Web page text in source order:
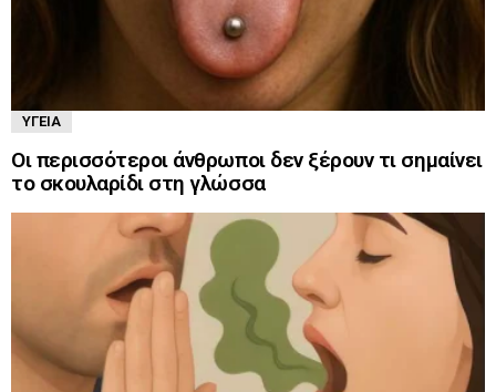
ΥΓΕΊΑ
Οι περισσότεροι άνθρωποι δεν ξέρουν τι σημαίνει
το σκουλαρίδι στη γλώσσα